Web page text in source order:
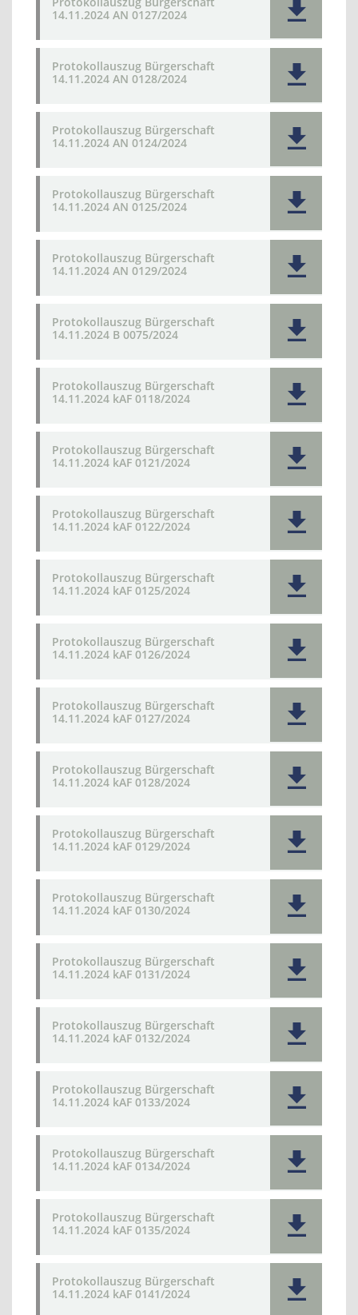
14.11.2024 AN 0127/2024
Protokollauszug Bürgerschaft
14.11.2024 AN 0128/2024
Protokollauszug Bürgerschaft
14.11.2024 AN 0124/2024
Protokollauszug Bürgerschaft
14.11.2024 AN 0125/2024
Protokollauszug Bürgerschaft
14.11.2024 AN 0129/2024
Protokollauszug Bürgerschaft
14.11.2024 B 0075/2024
Protokollauszug Bürgerschaft
14.11.2024 kAF 0118/2024
Protokollauszug Bürgerschaft
14.11.2024 kAF 0121/2024
Protokollauszug Bürgerschaft
14.11.2024 kAF 0122/2024
Protokollauszug Bürgerschaft
14.11.2024 kAF 0125/2024
Protokollauszug Bürgerschaft
14.11.2024 kAF 0126/2024
Protokollauszug Bürgerschaft
14.11.2024 kAF 0127/2024
Protokollauszug Bürgerschaft
14.11.2024 kAF 0128/2024
Protokollauszug Bürgerschaft
14.11.2024 kAF 0129/2024
Protokollauszug Bürgerschaft
14.11.2024 kAF 0130/2024
Protokollauszug Bürgerschaft
14.11.2024 kAF 0131/2024
Protokollauszug Bürgerschaft
14.11.2024 kAF 0132/2024
Protokollauszug Bürgerschaft
14.11.2024 kAF 0133/2024
Protokollauszug Bürgerschaft
14.11.2024 kAF 0134/2024
Protokollauszug Bürgerschaft
14.11.2024 kAF 0135/2024
Protokollauszug Bürgerschaft
14.11.2024 kAF 0141/2024